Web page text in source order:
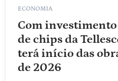
ECONOMIA
Com investimento
de chips da
terá início das
de 2026